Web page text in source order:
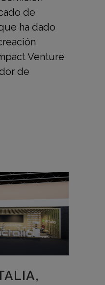
de
ha dado
Venture
de